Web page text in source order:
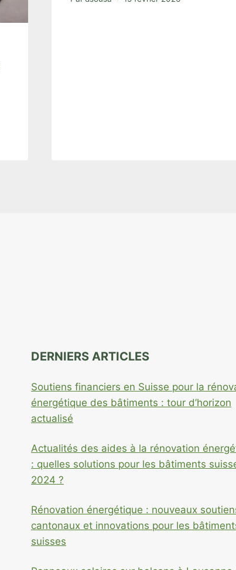
DERNIERS ARTICLES
Soutiens financiers en Suisse pour la
énergétique des bâtiments : tour d’horizon
actualisé
Actualités des aides à la rénovation
: quelles solutions pour les bâtiments
2024 ?
Rénovation énergétique : nouveaux
cantonaux et innovations pour les
suisses